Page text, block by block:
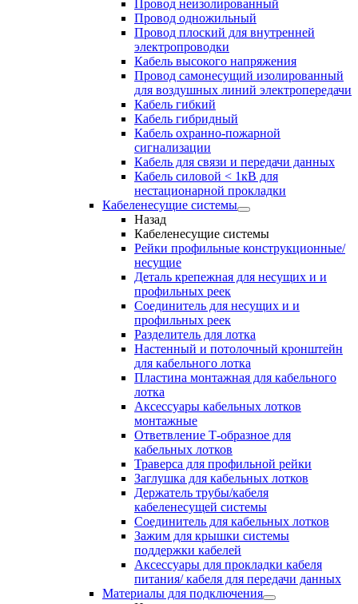
Провод неизолированный
Провод одножильный
Провод плоский для внутренней
электропроводки
Кабель высокого напряжения
Провод самонесущий изолированный
для воздушных линий электропередачи
Кабель гибкий
Кабель гибридный
Кабель охранно-пожарной
сигнализации
Кабель для связи и передачи данных
Кабель силовой < 1кВ для
нестационарной прокладки
Кабеленесущие системы
Назад
Кабеленесущие системы
Рейки профильные конструкционные/
несущие
Деталь крепежная для несущих и и
профильных реек
Соединитель для несущих и и
профильных реек
Разделитель для лотка
Настенный и потолочный кронштейн
для кабельного лотка
Пластина монтажная для кабельного
лотка
Аксессуары кабельных лотков
монтажные
Ответвление Т-образное для
кабельных лотков
Траверса для профильной рейки
Заглушка для кабельных лотков
Держатель трубы/кабеля
кабеленесущей системы
Соединитель для кабельных лотков
Зажим для крышки системы
поддержки кабелей
Аксессуары для прокладки кабеля
питания/ кабеля для передачи данных
Материалы для подключения